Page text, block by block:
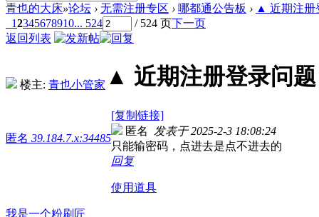
青也的大床»论坛 › 无需注册专区 › 哪都通公告板 › ▲ 近期注册
12345678910... 524 / 524 页下一页
返回列表
楼主: 青也小管家 ▲ 近期注册登录问题
[复制链接]
匿名 39.184.7.x:34485
匿名 发表于 2025-2-3 18:08:24
只能输密码，点进去是点不进去的
回复
使用道具
我是一个粉刷匠